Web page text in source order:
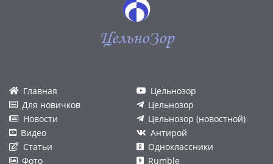
ЦельноЗор
Главная
Для новичков
Новости
Видео
Статьи
Фото
Цельнозор
Цельнозор
Цельнозор (новостной)
Антирой
Одноклассники
Rumble